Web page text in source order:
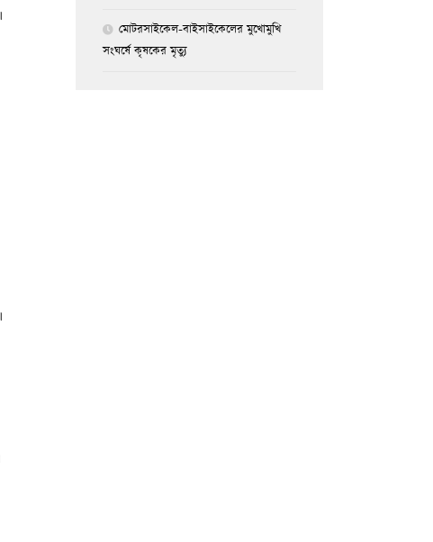
মোটরসাইকেল-বাইসাইকেলের মুখোমুখি
সংঘর্ষে কৃষকের মৃত্যু